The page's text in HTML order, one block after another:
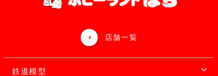
店舗一覧
鉄道模型